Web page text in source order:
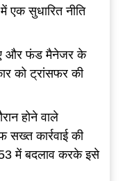
एक सुधारित नीति
और फंड मैनेजर के
को ट्रांसफर की
होने वाले
सख्त कार्रवाई की
में बदलाव करके इसे